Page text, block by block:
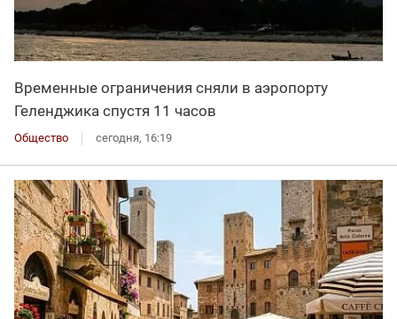
Временные ограничения сняли в аэропорту
Геленджика спустя 11 часов
Общество сегодня, 16:19